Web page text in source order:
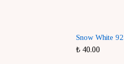
Snow White
₺ 40.00